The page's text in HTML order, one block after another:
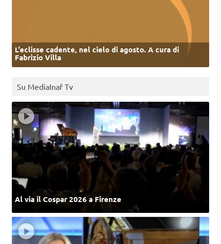
L’eclisse cadente, nel cielo di agosto. A cura di
Fabrizio Villa
Su MediaInaf Tv
Al via il Cospar 2026 a Firenze